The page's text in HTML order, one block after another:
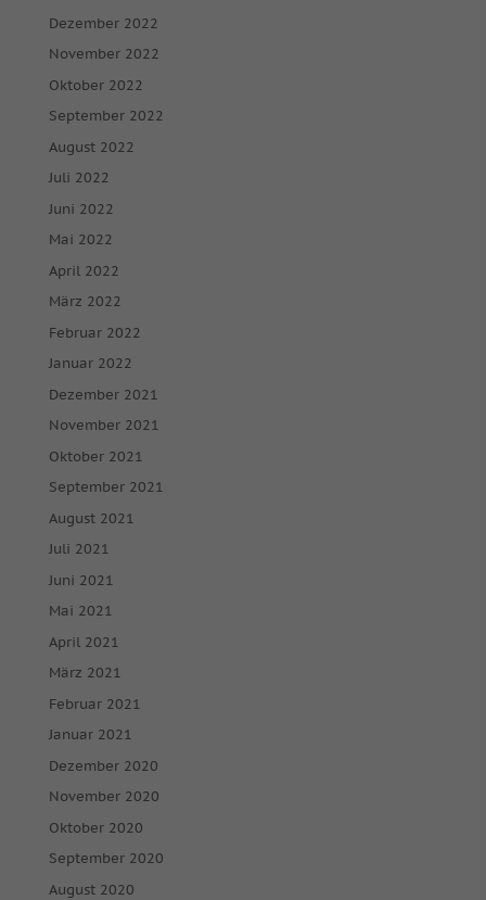
Dezember 2022
November 2022
Oktober 2022
September 2022
August 2022
Juli 2022
Juni 2022
Mai 2022
April 2022
März 2022
Februar 2022
Januar 2022
Dezember 2021
November 2021
Oktober 2021
September 2021
August 2021
Juli 2021
Juni 2021
Mai 2021
April 2021
März 2021
Februar 2021
Januar 2021
Dezember 2020
November 2020
Oktober 2020
September 2020
August 2020